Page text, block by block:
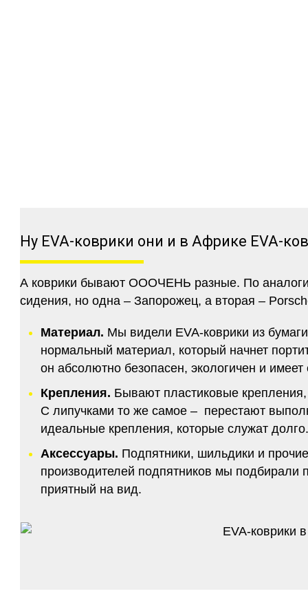
Ну EVA-коврики они и в Африке EVA-
А коврики бывают ОООЧЕНЬ разные. По
сидения, но одна – Запорожец, а вторая –
Материал. Мы видели EVA-коврики из
нормальный материал, который начнет
он абсолютно безопасен, экологичен и
Крепления. Бывают пластиковые
С липучками то же самое – перестают
идеальные крепления, которые служат
Аксессуары. Подпятники, шильдики и
производителей подпятников мы подбирали
приятный на вид.